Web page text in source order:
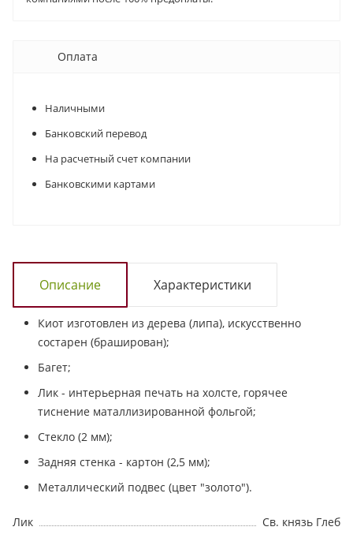
Оплата
Наличными
Банковский перевод
На расчетный счет компании
Банковскими картами
Описание Характеристики
Киот изготовлен из дерева (липа), искусственно
состарен (браширован);
Багет;
Лик - интерьерная печать на холсте, горячее
тиснение маталлизированной фольгой;
Стекло (2 мм);
Задняя стенка - картон (2,5 мм);
Металлический подвес (цвет "золото").
Лик
Св. князь Глеб